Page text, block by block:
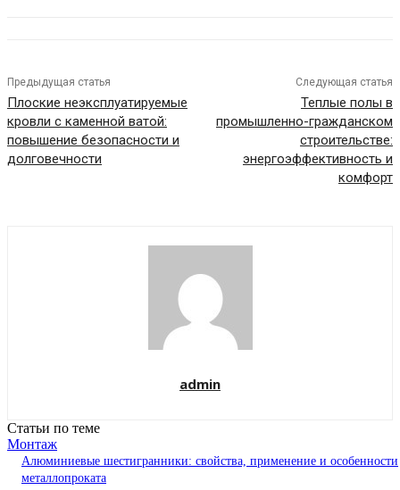
Предыдущая статья
Плоские неэксплуатируемые
кровли с каменной ватой:
повышение безопасности и
долговечности
Следующая статья
Теплые полы в
промышленно-гражданском
строительстве:
энергоэффективность и
комфорт
admin
Статьи по теме
Монтаж
Алюминиевые шестигранники: свойства, применение и особенности
металлопроката